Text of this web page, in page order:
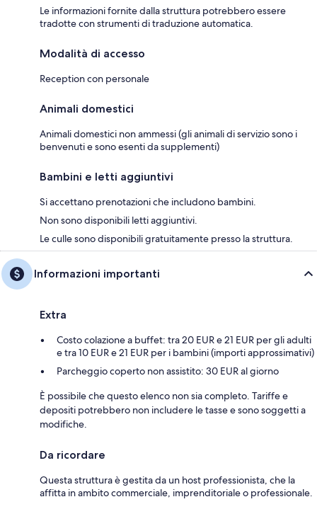
Le informazioni fornite dalla struttura potrebbero essere
tradotte con strumenti di traduzione automatica.
Modalità di accesso
Reception con personale
Animali domestici
Animali domestici non ammessi (gli animali di servizio sono i
benvenuti e sono esenti da supplementi)
Bambini e letti aggiuntivi
Si accettano prenotazioni che includono bambini.
Non sono disponibili letti aggiuntivi.
Le culle sono disponibili gratuitamente presso la struttura.
Informazioni importanti
Extra
Costo colazione a buffet: tra 20 EUR e 21 EUR per gli adulti
e tra 10 EUR e 21 EUR per i bambini (importi approssimativi)
Parcheggio coperto non assistito: 30 EUR al giorno
È possibile che questo elenco non sia completo. Tariffe e
depositi potrebbero non includere le tasse e sono soggetti a
modifiche.
Da ricordare
Questa struttura è gestita da un host professionista, che la
affitta in ambito commerciale, imprenditoriale o professionale.